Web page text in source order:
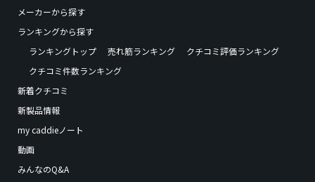
メーカーから探す
ランキングから探す
ランキングトップ
売れ筋ランキング
クチコミ評価ランキング
クチコミ件数ランキング
新着クチコミ
新製品情報
my caddieノート
動画
みんなのQ&A